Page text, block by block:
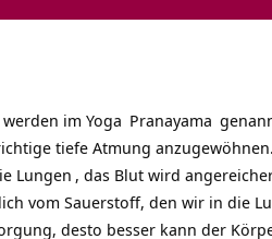
werden im Yoga Pranayama
tiefe Atmung
Lungen , das Blut wird
vom Sauerstoff, den wir in die
desto besser kann der